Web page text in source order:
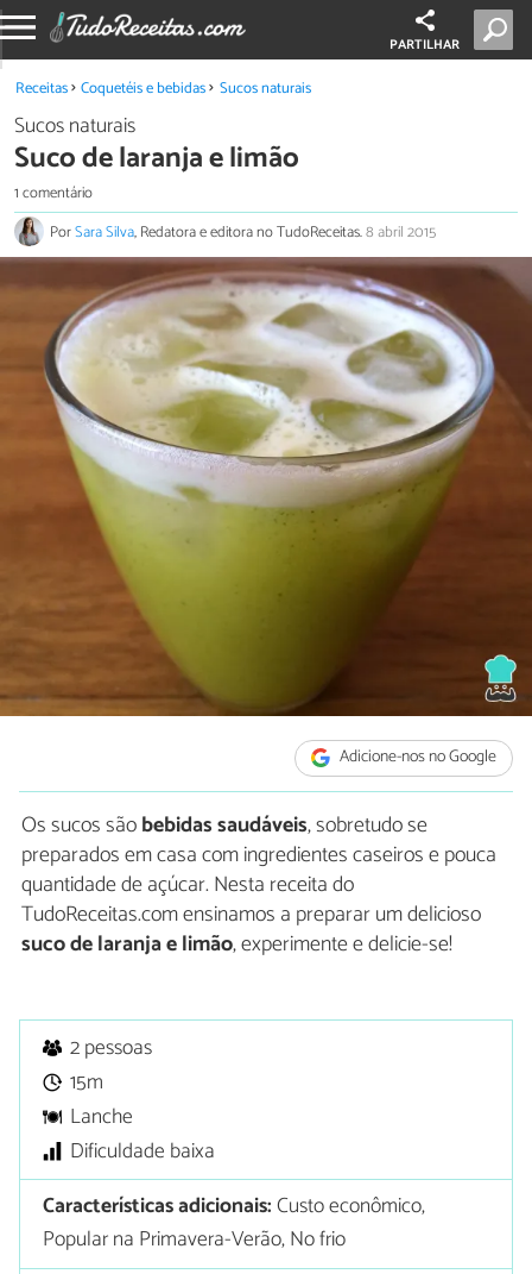
PARTILHAR
Receitas Coquetéis e bebidas Sucos naturais
Sucos naturais
Suco de laranja e limão
1 comentário
PorSara Silva, Redatora e editora no TudoReceitas.8 abril 2015
Adicione-nos no Google
Os sucos sãobebidas saudáveis, sobretudo se
preparados em casa com ingredientes caseiros e pouca
quantidade de açúcar. Nesta receita do
TudoReceitas.com ensinamos a preparar um delicioso
suco de laranja e limão, experimente e delicie-se!
2 pessoas
15m
Lanche
Dificuldade baixa
Características adicionais:Custo econômico,
Popular na Primavera-Verão, No frio